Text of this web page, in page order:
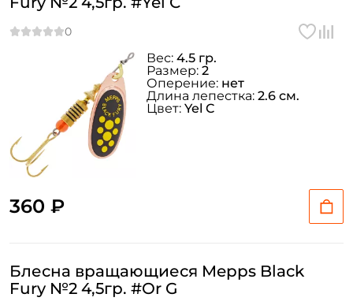
360 ₽
Вес: 4.5 гр.
Размер: 2
Оперение: нет
Длина лепестка: 2.6 см.
Цвет: Yel C
Блесна вращающиеся Mepps Black
Fury №2 4,5гр. #Or G